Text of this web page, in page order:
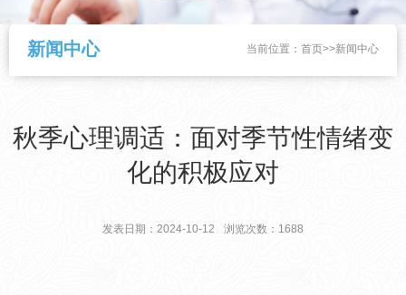
新闻中心 当前位置： 首页>>新闻中心
秋季心理调适：面对季节性情绪变
化的积极应对
发表日期：2024-10-12 浏览次数：1688